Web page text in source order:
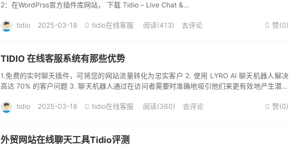
2：在WordPrss官方插件库网站， 下载 Tidio – Live Chat &...
 赞(0)
tidio 2025-03-18  tidio在线客服 阅读(413) 去评论
TIDIO 在线客服系统有那些优势
1.免费的实时聊天插件，可将您的网站流量转化为忠实客户 2. 使用 LYRO AI 聊天机器人解决
高达 70% 的客户问题 3. 聊天机器人通过在访问者需要时准确地吸引他们来更有效地产生潜在
 赞(0)
tidio 2025-03-18  tidio在线客服 阅读(360) 去评论
外贸网站在线聊天工具Tidio评测